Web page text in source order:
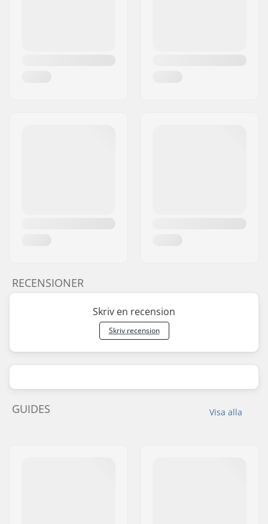
RECENSIONER
Skriv en recension
Skriv recension
Visa alla
GUIDES